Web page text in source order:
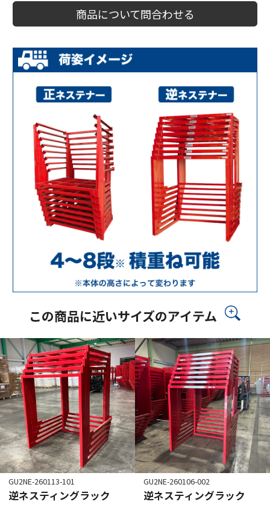
商品について問合わせる
この商品に近いサイズのアイテム
GU2NE-260113-101
逆ネスティングラック
GU2NE-260106-002
逆ネスティングラック